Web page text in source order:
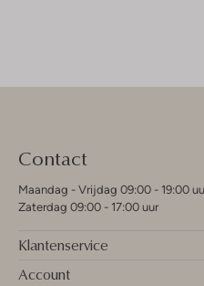
Contact
Maandag - Vrijdag 09:00 - 19:00
Zaterdag 09:00 - 17:00 uur
Klantenservice
Account